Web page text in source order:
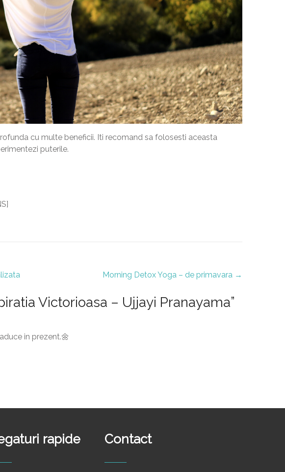
cu multe beneficii. Iti recomand sa folosesti aceasta
puterile.
Morning Detox Yoga – de primavara →
Victorioasa – Ujjayi Pranayama”
in prezent.🌼
rapide Contact